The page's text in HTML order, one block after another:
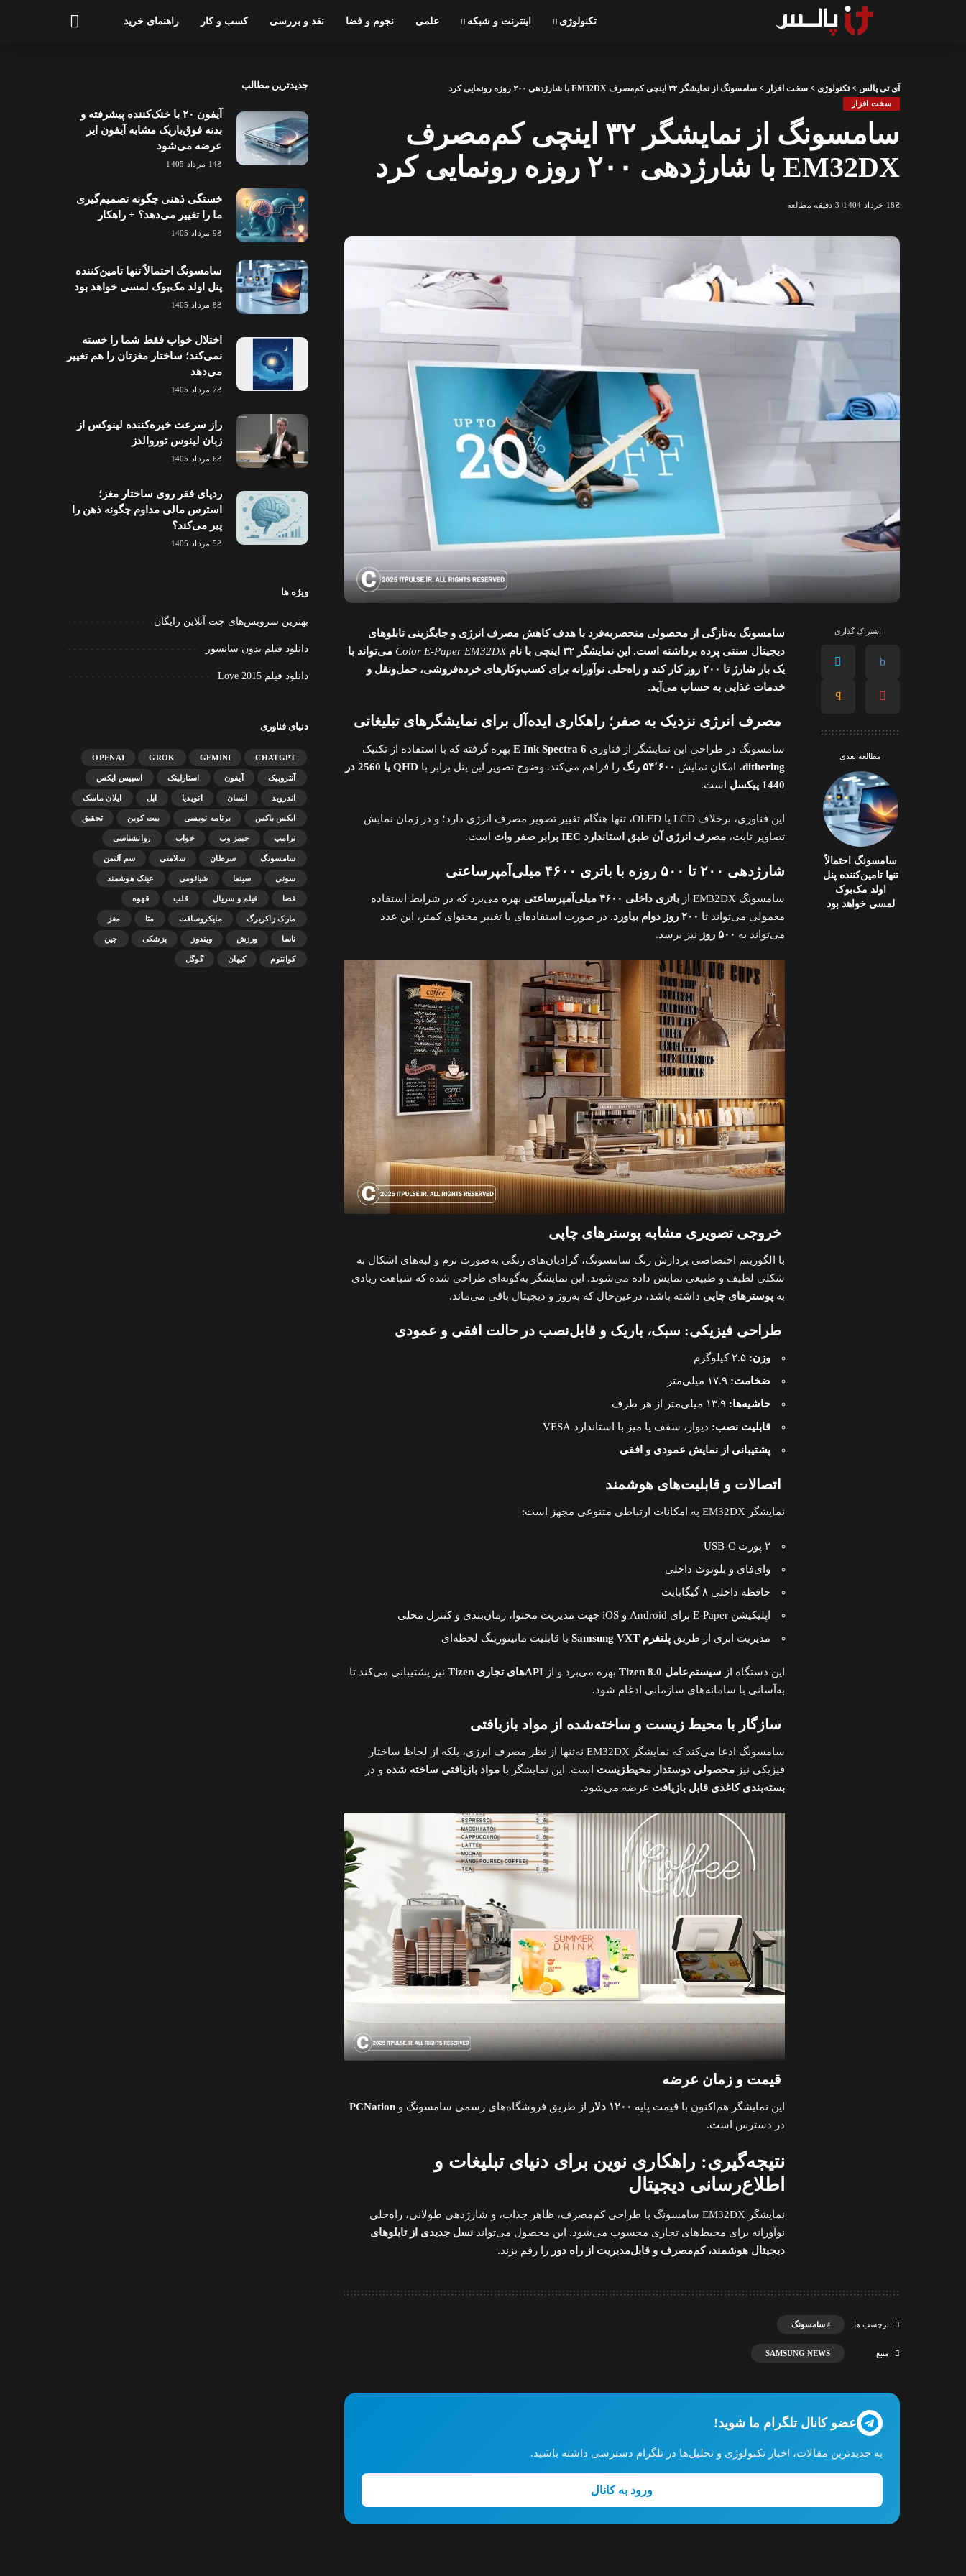
تکنولوژی اینترنت و شبکه علمی نجوم و فضا نقد و بررسی کسب و کار راهنمای خرید
آی تی پالس >تکنولوژی > سخت افزار > سامسونگ از نمایشگر ۳۲ اینچی کم‌مصرف EM32DX با شارژدهی ۲۰۰ روزه رونمایی کرد
سخت افزار
سامسونگ از نمایشگر ۳۲ اینچی کم‌مصرف
EM32DX با شارژدهی ۲۰۰ روزه رونمایی کرد
18 خرداد 1404 3 دقیقه مطالعه
اشتراک گذاری
مطالعه بعدی
سامسونگ احتمالاً
تنها تامین‌کننده پنل
اولد مک‌بوک
لمسی خواهد بود
سامسونگ به‌تازگی از محصولی منحصربه‌فرد با هدف کاهش مصرف انرژی و جایگزینی تابلوهای
دیجیتال سنتی پرده برداشته است. این نمایشگر ۳۲ اینچی با نام
Color E-Paper EM32DX می‌تواند با
یک بار شارژ تا ۲۰۰ روز کار کند و راه‌حلی نوآورانه برای کسب‌وکارهای خرده‌فروشی، حمل‌ونقل و
خدمات غذایی به حساب می‌آید.
مصرف انرژی نزدیک به صفر؛ راهکاری ایده‌آل برای نمایشگرهای تبلیغاتی
سامسونگ در طراحی این نمایشگر از فناوری E Ink Spectra 6 بهره گرفته که با استفاده از تکنیک
dithering، امکان نمایش ۵۴٬۶۰۰ رنگ را فراهم می‌کند. وضوح تصویر این پنل برابر با
QHD یا 2560 در
1440 پیکسل
است.
این فناوری، برخلاف LCD یا OLED، تنها هنگام تغییر تصویر مصرف انرژی دارد؛ و در زمان نمایش
تصاویر ثابت، مصرف انرژی آن طبق استاندارد IEC برابر صفر وات است.
شارژدهی ۲۰۰ تا ۵۰۰ روزه با باتری ۴۶۰۰ میلی‌آمپرساعتی
سامسونگ EM32DX از باتری داخلی ۴۶۰۰ میلی‌آمپرساعتی
بهره می‌برد که در شرایط استفاده
معمولی می‌تواند تا ۲۰۰ روز دوام بیاورد
. در صورت استفاده‌ای با تغییر محتوای کمتر، این عدد
می‌تواند به ۵۰۰ روز نیز برسد.
خروجی تصویری مشابه پوسترهای چاپی
با الگوریتم اختصاصی پردازش رنگ سامسونگ، گرادیان‌های رنگی به‌صورت نرم و لبه‌های اشکال به
شکلی لطیف و طبیعی نمایش داده می‌شوند. این نمایشگر به‌گونه‌ای طراحی شده که شباهت زیادی
به پوسترهای چاپی داشته باشد، درعین‌حال که به‌روز و دیجیتال باقی می‌ماند.
طراحی فیزیکی: سبک، باریک و قابل‌نصب در حالت افقی و عمودی
وزن:
ضخامت:
حاشیه‌ها:
قابلیت نصب: دیوار، سقف یا میز با استاندارد VESA
پشتیبانی از نمایش عمودی و افقی
اتصالات و قابلیت‌های هوشمند
نمایشگر EM32DX به امکانات ارتباطی متنوعی مجهز است:
۲ پورت USB-C
وای‌فای و بلوتوث داخلی
حافظه داخلی ۸ گیگابایت
اپلیکیشن E-Paper برای Android و iOS جهت مدیریت محتوا، زمان‌بندی و کنترل محلی
مدیریت ابری از طریق پلتفرم Samsung VXT با قابلیت مانیتورینگ لحظه‌ای
این دستگاه از سیستم‌عامل Tizen 8.0 بهره می‌برد و از APIهای تجاری Tizen
نیز پشتیبانی می‌کند تا
به‌آسانی با سامانه‌های سازمانی ادغام شود.
سازگار با محیط زیست و ساخته‌شده از مواد بازیافتی
سامسونگ ادعا می‌کند که نمایشگر EM32DX نه‌تنها از نظر مصرف انرژی، بلکه از لحاظ ساختار
فیزیکی نیز محصولی دوستدار محیط‌زیست است. این نمایشگر با مواد بازیافتی ساخته شده و در
بسته‌بندی کاغذی قابل بازیافت عرضه می‌شود.
قیمت و زمان عرضه
این نمایشگر هم‌اکنون با قیمت پایه ۱۲۰۰ دلار از طریق فروشگاه‌های رسمی سامسونگ و PCNation
در دسترس است.
نتیجه‌گیری: راهکاری نوین برای دنیای تبلیغات و
اطلاع‌رسانی دیجیتال
نمایشگر EM32DX سامسونگ با طراحی کم‌مصرف، ظاهر جذاب، و شارژدهی طولانی، راه‌حلی
نوآورانه برای محیط‌های تجاری محسوب می‌شود. این محصول می‌تواند نسل جدیدی از تابلوهای
دیجیتال هوشمند، کم‌مصرف و قابل‌مدیریت از راه دور را رقم بزند.
برچسب ها سامسونگ
منبع: SAMSUNG NEWS
عضو کانال تلگرام ما شوید!
به جدیدترین مقالات، اخبار تکنولوژی و تحلیل‌ها در تلگرام دسترسی داشته باشید.
ورود به کانال
جدیدترین مطالب
آیفون ۲۰ با خنک‌کننده پیشرفته و
بدنه فوق‌باریک مشابه آیفون ایر
عرضه می‌شود
14 مرداد 1405
خستگی ذهنی چگونه تصمیم‌گیری
ما را تغییر می‌دهد؟ + راهکار
9 مرداد 1405
سامسونگ احتمالاً تنها تامین‌کننده
پنل اولد مک‌بوک لمسی خواهد بود
8 مرداد 1405
اختلال خواب فقط شما را خسته
نمی‌کند؛ ساختار مغزتان را هم تغییر
می‌دهد
7 مرداد 1405
راز سرعت خیره‌کننده لینوکس از
زبان لینوس توروالدز
6 مرداد 1405
ردپای فقر روی ساختار مغز؛
استرس مالی مداوم چگونه ذهن را
پیر می‌کند؟
5 مرداد 1405
ویژه ها
بهترین سرویس‌های چت آنلاین رایگان
دانلود فیلم بدون سانسور
دانلود فیلم Love 2015
دنیای فناوری
CHATGPT
GEMINI
GROK
OPENAI
آنتروپیک آیفون استارلینک اسپیس ایکس
اندروید انسان انویدیا اپل ایلان ماسک
ایکس باکس برنامه نویسی بیت کوین تحقیق
ترامپ جیمز وب خواب روانشناسی
سامسونگ سرطان سلامتی سم آلتمن
سونی سینما شیائومی عینک هوشمند
فضا فیلم و سریال قلب قهوه
مارک زاکربرگ مایکروسافت متا مغز
ناسا ورزش ویندوز پزشکی چین
کوانتوم کیهان گوگل